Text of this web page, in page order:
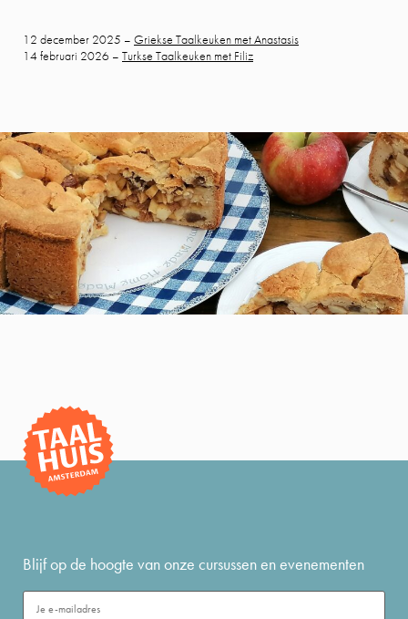
12 december 2025 – Griekse Taalkeuken met Anastasis
14 februari 2026 – Turkse Taalkeuken met Filiz
Blijf op de hoogte van onze cursussen en evenementen